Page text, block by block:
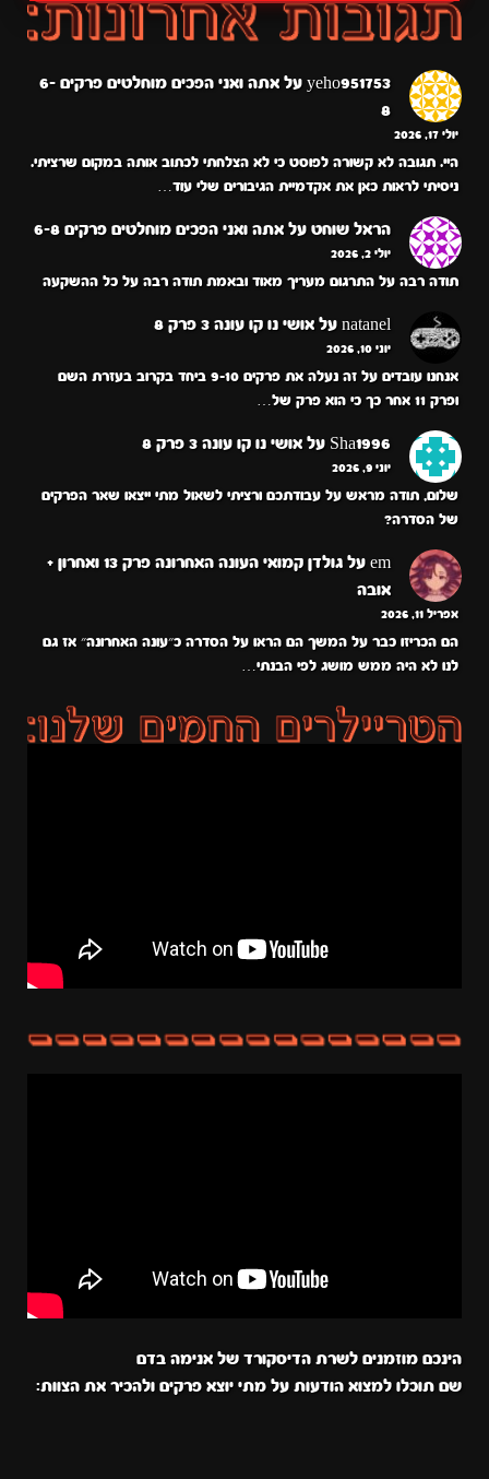
yeho951753 על
אתה ואני הפכים מוחלטים פרקים 6-
8
יולי 17, 2026
היי. תגובה לא קשורה לפוסט כי לא הצלחתי לכתוב אותה במקום שרציתי.
ניסיתי לראות כאן את אקדמיית הגיבורים שלי עוד…
הראל שוחט על אתה ואני הפכים מוחלטים פרקים 6-8
יולי 2, 2026
תודה רבה על התרגום מעריך מאוד ובאמת תודה רבה על כל ההשקעה
natanel על אושי נו קו עונה 3 פרק 8
יוני 10, 2026
אנחנו עובדים על זה נעלה את פרקים 9-10 ביחד בקרוב בעזרת השם
ופרק 11 אחר כך כי הוא פרק של…
Sha1996 על אושי נו קו עונה 3 פרק 8
יוני 9, 2026
שלום, תודה מראש על עבודתכם ורציתי לשאול מתי ייצאו שאר הפרקים
של הסדרה?
em על
גולדן קמואי העונה האחרונה פרק 13 ואחרון +
אובה
אפריל 11, 2026
הם הכריזו כבר על המשך הם הראו על הסדרה כ״עונה האחרונה״ אז גם
לנו לא היה ממש מושג לפי הבנתי…
הינכם מוזמנים לשרת הדיסקורד של אנימה בדם
שם תוכלו למצוא הודעות על מתי יוצא פרקים ולהכיר את הצוות: